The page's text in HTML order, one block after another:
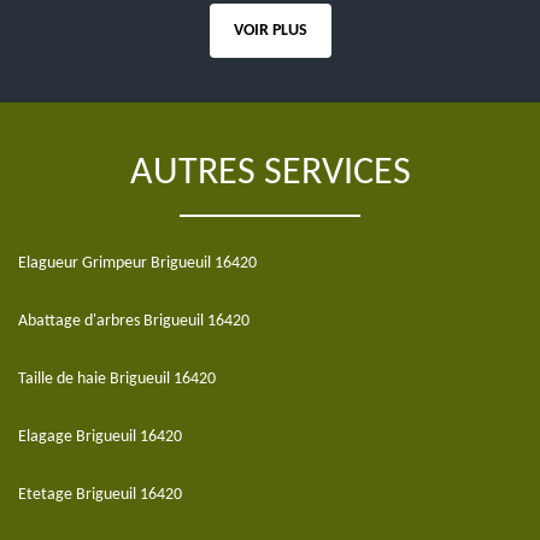
VOIR PLUS
AUTRES SERVICES
Elagueur Grimpeur Brigueuil 16420
Abattage d'arbres Brigueuil 16420
Taille de haie Brigueuil 16420
Elagage Brigueuil 16420
Etetage Brigueuil 16420